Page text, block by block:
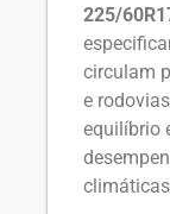
225/
circulam
e
equilíbrio